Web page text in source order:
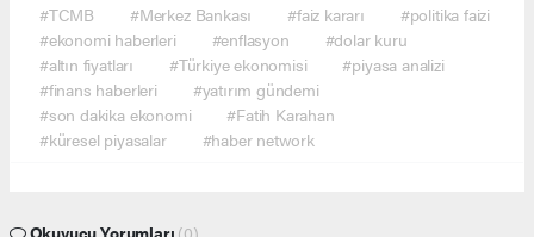
#TCMB #Merkez Bankası #faiz kararı
#politika faizi
#ekonomi haberleri
#enflasyon
#dolar kuru
#altın fiyatları
#Türkiye ekonomisi
#piyasa analizi
#finans haberleri
#yatırım gündemi
#son dakika ekonomi
#Fatih Karahan
#küresel piyasalar
#haber network
Okuyucu Yorumları (0)